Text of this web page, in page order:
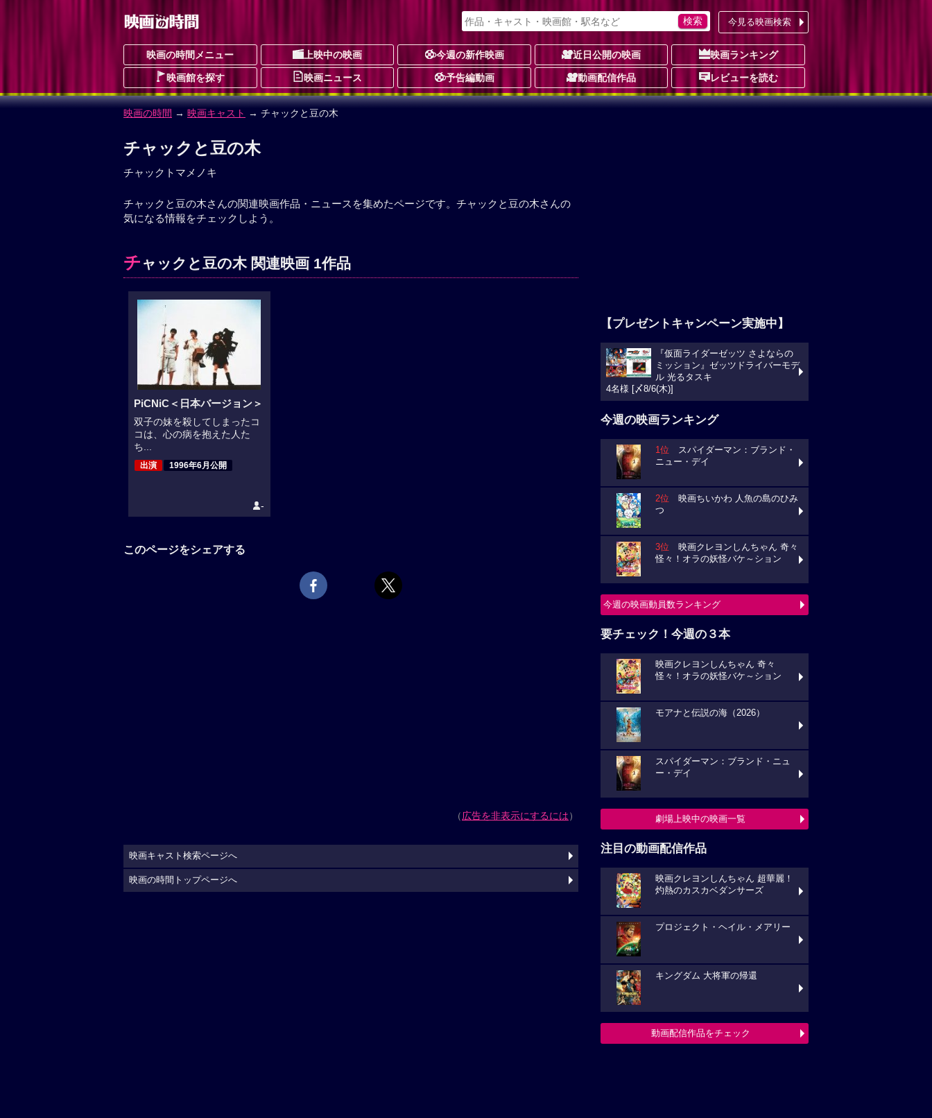
今見る映画検索
映画の時間メニュー 上映中の映画 今週の新作映画 近日公開の映画 映画ランキング
映画館を探す 映画ニュース 予告編動画 動画配信作品 レビューを読む
映画の時間 → 映画キャスト → チャックと豆の木
チャックと豆の木
チャックトマメノキ
チャックと豆の木さんの関連映画作品・ニュースを集めたページです。チャックと豆の木さんの
気になる情報をチェックしよう。
チ ャックと豆の木 関連映画 1作品
PiCNiC＜日本バージョン＞
双子の妹を殺してしまったコ
コは、心の病を抱えた人た
ち...
出演 1996年6月公開
-
このページをシェアする
（広告を非表示にするには）
【プレゼントキャンペーン実施中】
『仮面ライダーゼッツ さよならの
ミッション』ゼッツドライバーモデ
ル 光るタスキ
4名様 [〆8/6(木)]
今週の映画ランキング
1位 スパイダーマン：ブランド・
ニュー・デイ
2位 映画ちいかわ 人魚の島のひみ
つ
3位 映画クレヨンしんちゃん 奇々
怪々！オラの妖怪バケ～ション
今週の映画動員数ランキング
要チェック！今週の３本
映画クレヨンしんちゃん 奇々
怪々！オラの妖怪バケ～ション
モアナと伝説の海（2026）
スパイダーマン：ブランド・ニュ
ー・デイ
劇場上映中の映画一覧
注目の動画配信作品
映画クレヨンしんちゃん 超華麗！
灼熱のカスカベダンサーズ
プロジェクト・ヘイル・メアリー
キングダム 大将軍の帰還
動画配信作品をチェック
映画キャスト検索ページへ
映画の時間トップページへ